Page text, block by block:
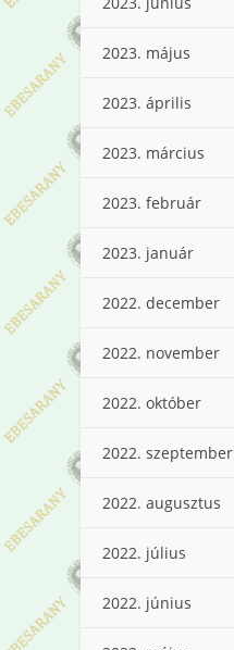
2023. május
2023. április
2023. március
2023. február
2023. január
2022. december
2022. november
2022. október
2022. szeptember
2022. augusztus
2022. július
2022. június